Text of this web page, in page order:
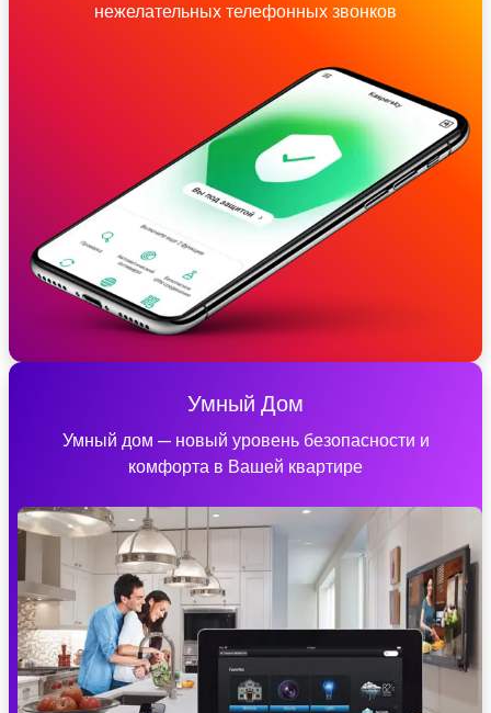
нежелательных телефонных звонков
Умный Дом
Умный дом — новый уровень безопасности и
комфорта в Вашей квартире